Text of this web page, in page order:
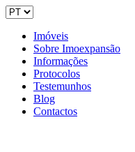
Imóveis
Sobre Imoexpansão
Informações
Protocolos
Testemunhos
Blog
Contactos